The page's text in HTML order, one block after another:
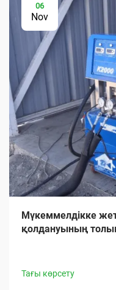
06
Nov
Мүкеммелдікке
қолдануының
Тағы көрсету